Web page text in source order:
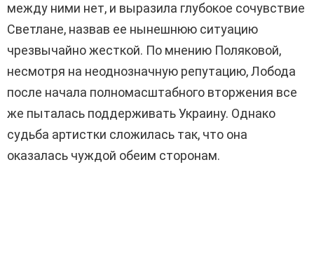
между ними нет, и выразила глубокое сочувствие
Светлане, назвав ее нынешнюю ситуацию
чрезвычайно жесткой. По мнению Поляковой,
несмотря на неоднозначную репутацию, Лобода
после начала полномасштабного вторжения все
же пыталась поддерживать Украину. Однако
судьба артистки сложилась так, что она
оказалась чуждой обеим сторонам.